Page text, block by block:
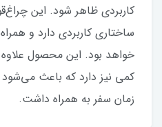
کاربردی ظاهر شود. این
ساختاری کاربردی دارد و
خواهد بود. این محصول علاوه
کمی نیز دارد که باعث می‌شود
زمان سفر به همراه داشت.